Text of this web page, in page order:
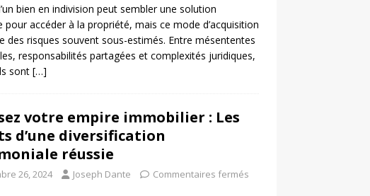
bien en indivision peut sembler une solution
pour accéder à la propriété, mais ce mode d’acquisition
des risques souvent sous-estimés. Entre mésententes
responsabilités partagées et complexités juridiques,
sont […]
votre empire immobilier : Les
d’une diversification
réussie
26, 2024 Joseph Dante Commentaires fermés